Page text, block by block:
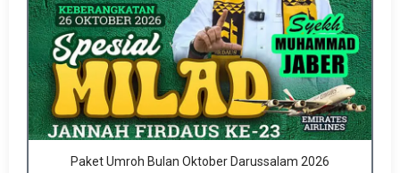
Paket Umroh Bulan Oktober Darussalam 2026